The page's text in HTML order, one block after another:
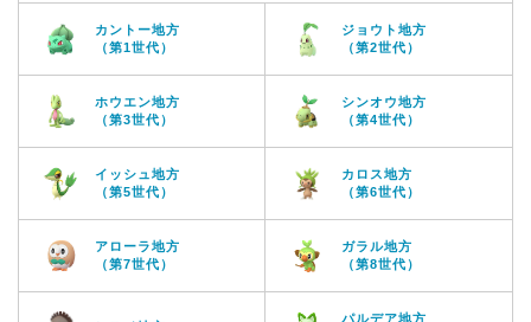
カントー地方
（第1世代）
ジョウト地方
（第2世代）
ホウエン地方
（第3世代）
シンオウ地方
（第4世代）
イッシュ地方
（第5世代）
カロス地方
（第6世代）
アローラ地方
（第7世代）
ガラル地方
（第8世代）
パルデア地方